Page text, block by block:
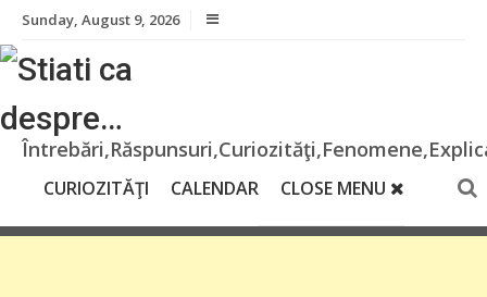
Skip
content
Sunday, August 9, 2026
CURIOZITĂŢI CALENDAR CLOSE MENU